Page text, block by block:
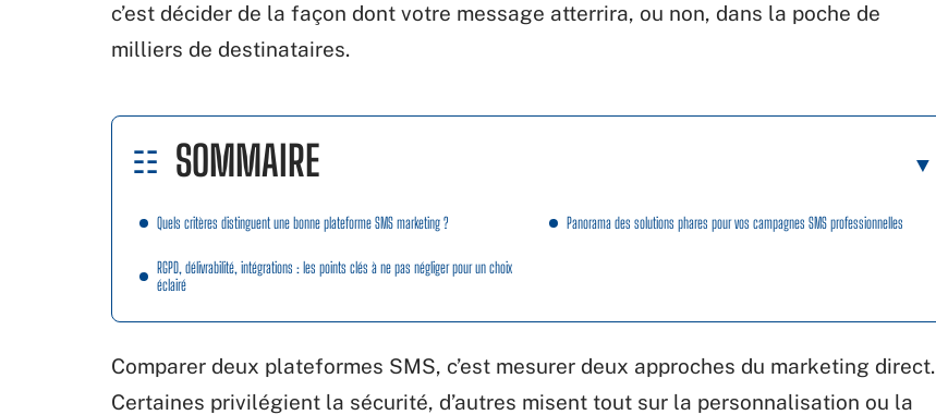
c’est décider de la façon dont votre message atterrira, ou non, dans la poche de
milliers de destinataires.
SOMMAIRE
Quels critères distinguent une bonne plateforme SMS marketing ?
RGPD, délivrabilité, intégrations : les points clés à ne pas négliger pour un choix
éclairé
Panorama des solutions phares pour vos campagnes SMS professionnelles
Comparer deux plateformes SMS, c’est mesurer deux approches du marketing direct.
Certaines privilégient la sécurité, d’autres misent tout sur la personnalisation ou la